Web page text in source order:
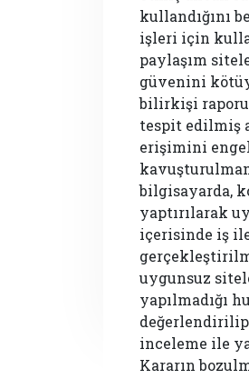
kullandığını
işleri için
paylaşım
güvenini
bilirkişi
tespit edilmiş
erişimini
bilgisayarda,
yaptırılarak
içerisinde iş
uygunsuz
yapılmadığı
inceleme ile
Kararın